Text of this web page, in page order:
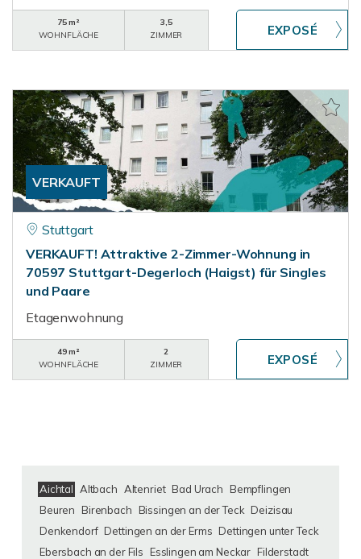
75 m²
WOHNFLÄCHE
3,5
ZIMMER
VERKAUFT
Stuttgart
VERKAUFT! Attraktive 2-Zimmer-Wohnung in
70597 Stuttgart-Degerloch (Haigst) für Singles
und Paare
Etagenwohnung
49 m²
WOHNFLÄCHE
2
ZIMMER
Aichtal Altbach Altenriet Bad Urach
Bempflingen
Beuren
Birenbach Bissingen an der Teck Deizisau
Denkendorf Dettingen an der Erms Dettingen unter Teck
Ebersbach an der Fils
Esslingen am Neckar Filderstadt